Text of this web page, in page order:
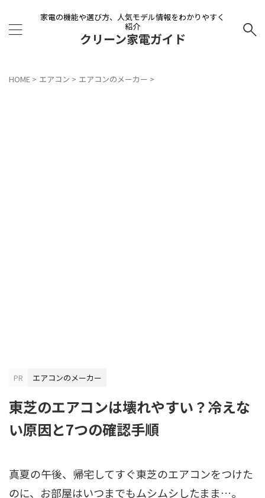
家電の機能や選び方、人気モデル情報をわかりやすく
紹介
クリーン家電ガイド
HOME > エアコン > エアコンのメーカー >
PR エアコンのメーカー
東芝のエアコンは壊れやすい？冷えな
い原因と7つの確認手順
真夏の午後、帰宅してすぐ東芝のエアコンをつけた
のに、お部屋はいつまでもムシムシしたまま…。